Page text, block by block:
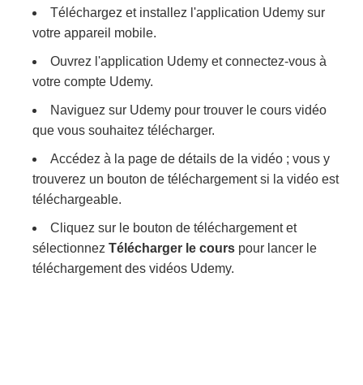
Téléchargez et installez l'application Udemy sur
votre appareil mobile.
Ouvrez l'application Udemy et connectez-vous à
votre compte Udemy.
Naviguez sur Udemy pour trouver le cours vidéo
que vous souhaitez télécharger.
Accédez à la page de détails de la vidéo ; vous y
trouverez un bouton de téléchargement si la vidéo est
téléchargeable.
Cliquez sur le bouton de téléchargement et
sélectionnez Télécharger le cours pour lancer le
téléchargement des vidéos Udemy.